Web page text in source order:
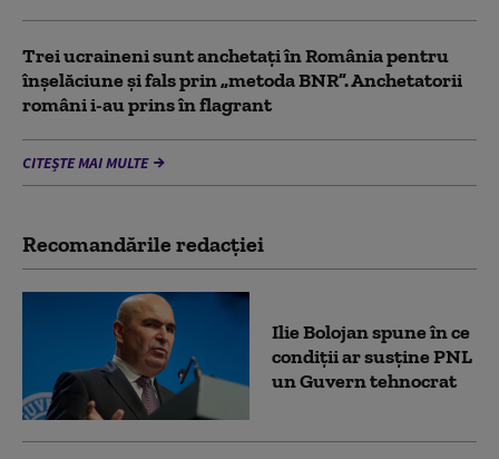
Trei ucraineni sunt anchetaţi în România pentru
înşelăciune și fals prin „metoda BNR”. Anchetatorii
români i-au prins în flagrant
CITEȘTE MAI MULTE
Recomandările redacţiei
Ilie Bolojan spune în ce
condiții ar susține PNL
un Guvern tehnocrat